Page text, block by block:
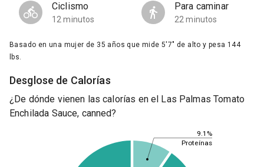
Ciclismo
12 minutos
Para caminar
22 minutos
Basado en una mujer de 35 años que mide 5'7" de alto y pesa 144
lbs.
Desglose de Calorías
¿De dónde vienen las calorías en el Las Palmas Tomato
Enchilada Sauce, canned?
9.1%
Proteínas